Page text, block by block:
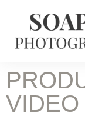
VIDEO